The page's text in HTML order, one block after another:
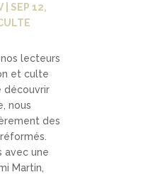
SEP 12,
lecteurs
et culte
découvrir
nous
des
avec une
Martin,